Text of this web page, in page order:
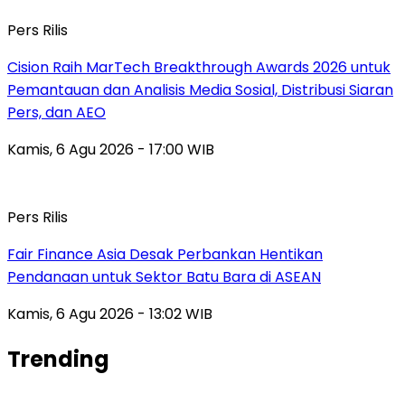
Pers Rilis
Cision Raih MarTech Breakthrough Awards 2026 untuk
Pemantauan dan Analisis Media Sosial, Distribusi Siaran
Pers, dan AEO
Kamis, 6 Agu 2026 - 17:00 WIB
Pers Rilis
Fair Finance Asia Desak Perbankan Hentikan
Pendanaan untuk Sektor Batu Bara di ASEAN
Kamis, 6 Agu 2026 - 13:02 WIB
Trending